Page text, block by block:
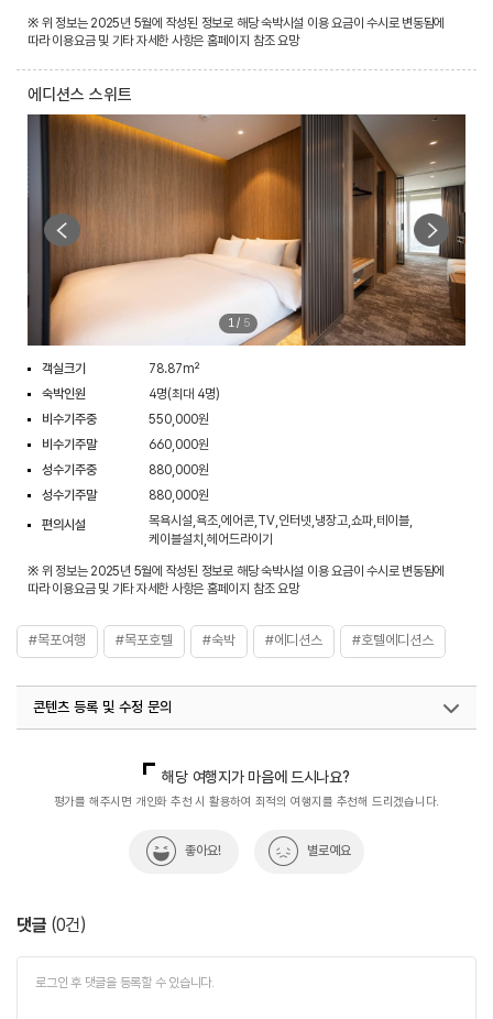
※ 위 정보는 2025년 5월에 작성된 정보로 해당 숙박시설 이용 요금이 수시로 변동됨에
따라 이용요금 및 기타 자세한 사항은 홈페이지 참조 요망
에디션스 스위트
1/ 5
객실크기
78.87m²
숙박인원
4명(최대 4명)
비수기주중
550,000원
비수기주말
660,000원
성수기주중
880,000원
성수기주말
880,000원
편의시설
목욕시설,욕조,에어콘,TV,인터넷,냉장고,쇼파,테이블,
케이블설치,헤어드라이기
※ 위 정보는 2025년 5월에 작성된 정보로 해당 숙박시설 이용 요금이 수시로 변동됨에
따라 이용요금 및 기타 자세한 사항은 홈페이지 참조 요망
#목포여행 #목포호텔 #숙박 #에디션스 #호텔에디션스
콘텐츠 등록 및 수정 문의
해당 여행지가 마음에 드시나요?
평가를 해주시면 개인화 추천 시 활용하여 최적의 여행지를 추천해 드리겠습니다.
좋아요! 별로예요
댓글 (0건)